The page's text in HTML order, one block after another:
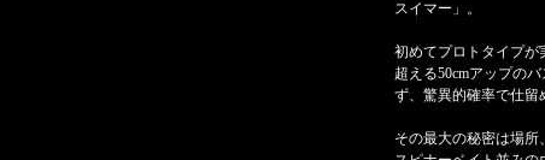
スイマー」。
初めてプロトタイプが
超える50cmアップの
ず、驚異的確率で仕留
その最大の秘密は場